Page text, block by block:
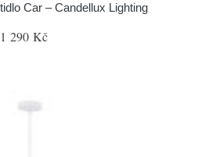
Car – Candellux Lighting
1 290 Kč